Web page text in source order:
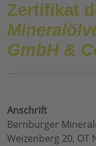
Zertifikat
GmbH &
Anschrift
Bernburger
Weizenberg 20, OT